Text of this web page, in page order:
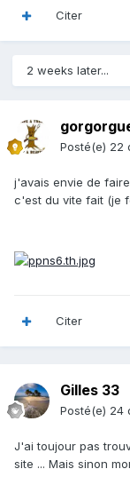
Citer
2 weeks later...
Posté(e) 22
j'avais envie de
c'est du vite fait (je
Citer
Gilles 33
Posté(e) 24
J'ai toujour pas
site ... Mais sinon